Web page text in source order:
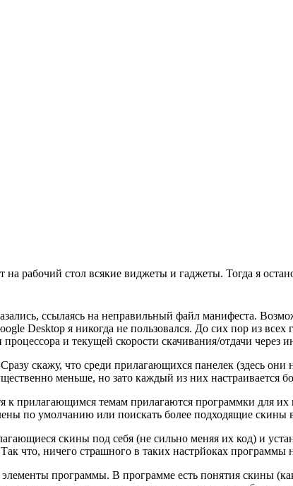
на рабочий стол всякие виджеты и гаджеты. Тогда я
ссылаясь на неправильный файл манифеста.
Desktop я никогда не пользовался. До сих пор из всех
и текущей скорости скачивания/отдачи через
Сразу скажу, что среди прилагающихся панелек (здесь
меньше, но зато каждый из них настраивается
к прилагающимся темам прилагаются программки для
по умолчанию или поискать более подходящие скины
скины под себя (не сильно меняя их код) и
что, ничего страшного в таких настрйоках программы
программы. В программе есть понятия скины